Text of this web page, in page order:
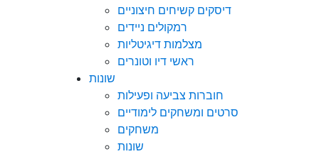
דיסקים קשיחים חיצוניים
רמקולים ניידים
מצלמות דיגיטליות
ראשי דיו וטונרים
שונות
חוברות צביעה ופעילות
סרטים ומשחקים לימודיים
משחקים
שונות